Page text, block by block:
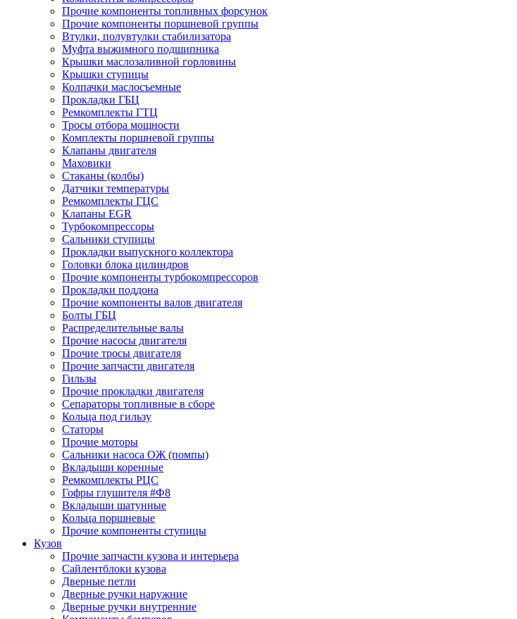
Прочие компоненты топливных форсунок
Прочие компоненты поршневой группы
Втулки, полувтулки стабилизатора
Муфта выжимного подшипника
Крышки маслозаливной горловины
Крышки ступицы
Колпачки маслосъемные
Прокладки ГБЦ
Ремкомплекты ГТЦ
Тросы отбора мощности
Комплекты поршневой группы
Клапаны двигателя
Маховики
Стаканы (колбы)
Датчики температуры
Ремкомплекты ГЦС
Клапаны EGR
Турбокомпрессоры
Сальники ступицы
Прокладки выпускного коллектора
Головки блока цилиндров
Прочие компоненты турбокомпрессоров
Прокладки поддона
Прочие компоненты валов двигателя
Болты ГБЦ
Распределительные валы
Прочие насосы двигателя
Прочие тросы двигателя
Прочие запчасти двигателя
Гильзы
Прочие прокладки двигателя
Сепараторы топливные в сборе
Кольца под гильзу
Статоры
Прочие моторы
Сальники насоса ОЖ (помпы)
Вкладыши коренные
Ремкомплекты РЦС
Гофры глушителя #Ф8
Вкладыши шатунные
Кольца поршневые
Прочие компоненты ступицы
Кузов
Прочие запчасти кузова и интерьера
Сайлентблоки кузова
Дверные петли
Дверные ручки наружние
Дверные ручки внутренние